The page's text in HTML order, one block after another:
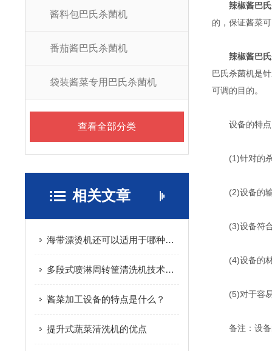
酱料包巴氏杀菌机
番茄酱巴氏杀菌机
袋装酱菜专用巴氏杀菌机
查看全部分类
相关文章
海带漂烫机还可以适用于哪种果蔬的加工使用
多段式喷淋周转筐清洗机技术应用与结构设计
酱菜加工设备的特点是什么？
提升式蔬菜清洗机的优点
辣椒酱巴
的，保证酱菜
辣椒酱巴
巴氏杀菌机是
可调的目的。
设备的特点
(1)针对的杀
(2)设备的输
(3)设备符合
(4)设备的材
(5)对于容易
备注：设备